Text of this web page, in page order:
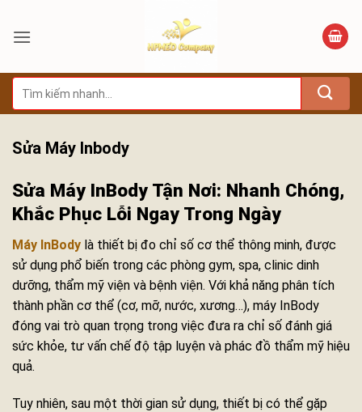
qua
dung
Tìm
kiếm:
Sửa Máy Inbody
Sửa Máy InBody Tận Nơi: Nhanh Chóng,
Khắc Phục Lỗi Ngay Trong Ngày
Máy InBody là thiết bị đo chỉ số cơ thể thông minh, được
sử dụng phổ biến trong các phòng gym, spa, clinic dinh
dưỡng, thẩm mỹ viện và bệnh viện. Với khả năng phân tích
thành phần cơ thể (cơ, mỡ, nước, xương…), máy InBody
đóng vai trò quan trọng trong việc đưa ra chỉ số đánh giá
sức khỏe, tư vấn chế độ tập luyện và phác đồ thẩm mỹ hiệu
quả.
Tuy nhiên, sau một thời gian sử dụng, thiết bị có thể gặp